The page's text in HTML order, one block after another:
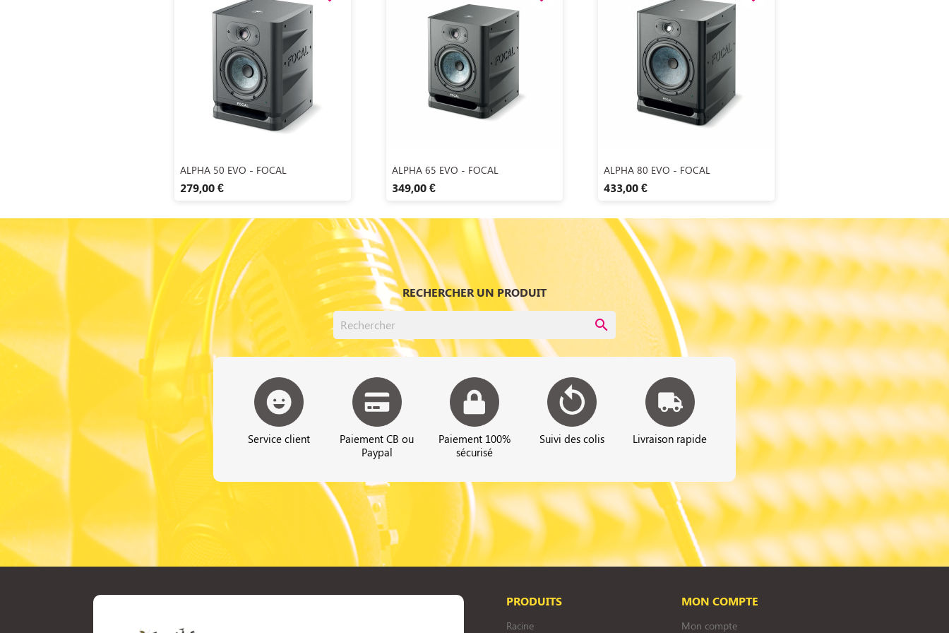
Aperçu rapide
ALPHA 50 EVO - FOCAL
279,00 €
Aperçu rapide
ALPHA 65 EVO - FOCAL
349,00 €
Aperçu rapide
ALPHA 80 EVO - FOCAL
433,00 €
RECHERCHER UN PRODUIT
search
Service client
Paiement CB ou
Paypal
Paiement 100%
sécurisé
Suivi des colis Livraison rapide
PRODUITS
Racine
MON COMPTE
Mon compte